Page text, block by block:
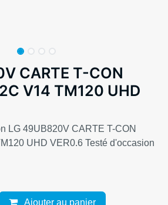
CARTE T-CON
V14 TM120 UHD
LG 49UB820V CARTE T-CON
UHD VER0.6 Testé d'occasion
Ajouter au panier